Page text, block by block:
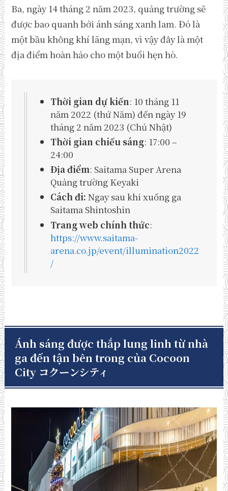
Ba, ngày 14 tháng 2 năm 2023, quảng trường sẽ
được bao quanh bởi ánh sáng xanh lam. Đó là
một bầu không khí lãng mạn, vì vậy đây là một
địa điểm hoàn hảo cho một buổi hẹn hò.
Thời gian dự kiến: 10 tháng 11
năm 2022 (thứ Năm) đến ngày 19
tháng 2 năm 2023 (Chủ Nhật)
Thời gian chiếu sáng: 17:00 –
24:00
Địa điểm: Saitama Super Arena
Quảng trường Keyaki
Cách đi: Ngay sau khi xuống ga
Saitama Shintoshin
Trang web chính thức:
https://www.saitama-
arena.co.jp/event/illumination2022
/
Ánh sáng được thắp lung linh từ nhà
ga đến tận bên trong của Cocoon
City コクーンシティ